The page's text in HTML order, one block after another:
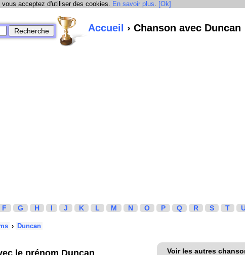
acceptez d'utiliser des cookies. En savoir plus. [Ok]
Accueil › Chanson avec Duncan
F G H I J K L M N O P Q R S T
› Duncan
le prénom Duncan Voir les autres